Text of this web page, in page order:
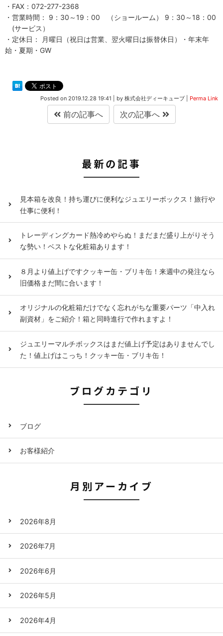
・FAX：072-277-2368
・営業時間： 9：30～19：00 （ショールーム） 9：30～18：00
(サービス）
・定休日： 月曜日（祝日は営業、翌火曜日は振替休日）・年末年
始・夏期・GW
Posted on 2019.12.28 19:41 by 株式会社ディーキューブ Perma Link
前の記事へ 次の記事へ
最新の記事
見本箱を改良！持ち運びに便利なジュエリーボックス！旅行や
仕事に便利！
トレーディングカード熱冷めやらぬ！まだまだ盛り上がりそう
な勢い！ベストな化粧箱あります！
８月より値上げですクッキー缶・ブリキ缶！来週中の発注なら
旧価格まだ間に合います！
オリジナルの化粧箱だけでなく忘れがちな重要パーツ「中入れ
副資材」をご紹介！箱と同時進行で作れますよ！
ジュエリーマルチボックスはまだ値上げ予定はありませんでし
た！値上げはこっち！クッキー缶・ブリキ缶！
ブログカテゴリ
ブログ
お客様紹介
月別アーカイブ
2026年8月
2026年7月
2026年6月
2026年5月
2026年4月